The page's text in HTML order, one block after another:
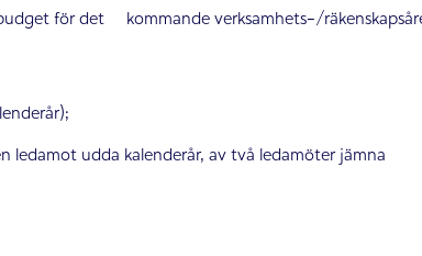
för det kommande verksamhets-/
udda kalenderår, av två ledamöter jämna